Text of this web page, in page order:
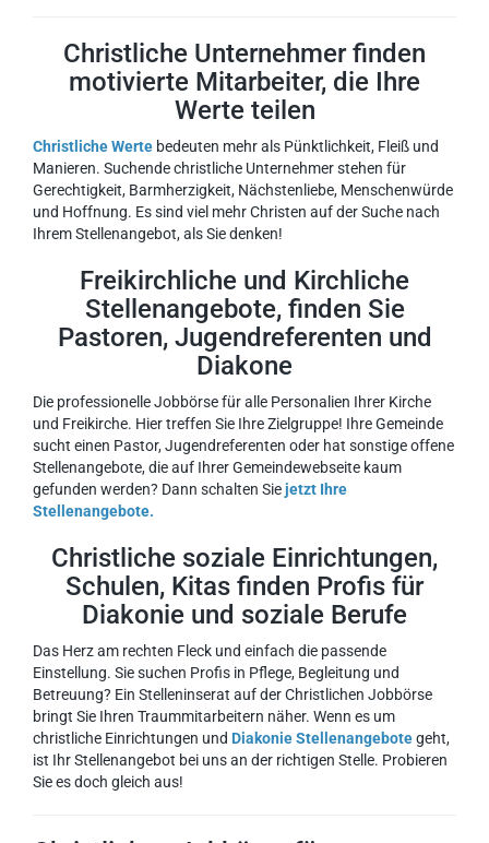
Christliche Unternehmer finden
motivierte Mitarbeiter, die Ihre
Werte teilen
Christliche Werte bedeuten mehr als Pünktlichkeit, Fleiß und
Manieren. Suchende christliche Unternehmer stehen für
Gerechtigkeit, Barmherzigkeit, Nächstenliebe, Menschenwürde
und Hoffnung. Es sind viel mehr Christen auf der Suche nach
Ihrem Stellenangebot, als Sie denken!
Freikirchliche und Kirchliche
Stellenangebote, finden Sie
Pastoren, Jugendreferenten und
Diakone
Die professionelle Jobbörse für alle Personalien Ihrer Kirche
und Freikirche. Hier treffen Sie Ihre Zielgruppe! Ihre Gemeinde
sucht einen Pastor, Jugendreferenten oder hat sonstige offene
Stellenangebote, die auf Ihrer Gemeindewebseite kaum
gefunden werden? Dann schalten Siejetzt Ihre
Stellenangebote.
Christliche soziale Einrichtungen,
Schulen, Kitas finden Profis für
Diakonie und soziale Berufe
Das Herz am rechten Fleck und einfach die passende
Einstellung. Sie suchen Profis in Pflege, Begleitung und
Betreuung? Ein Stelleninserat auf der Christlichen Jobbörse
bringt Sie Ihren Traummitarbeitern näher. Wenn es um
christliche Einrichtungen und Diakonie Stellenangebotegeht,
ist Ihr Stellenangebot bei uns an der richtigen Stelle. Probieren
Sie es doch gleich aus!